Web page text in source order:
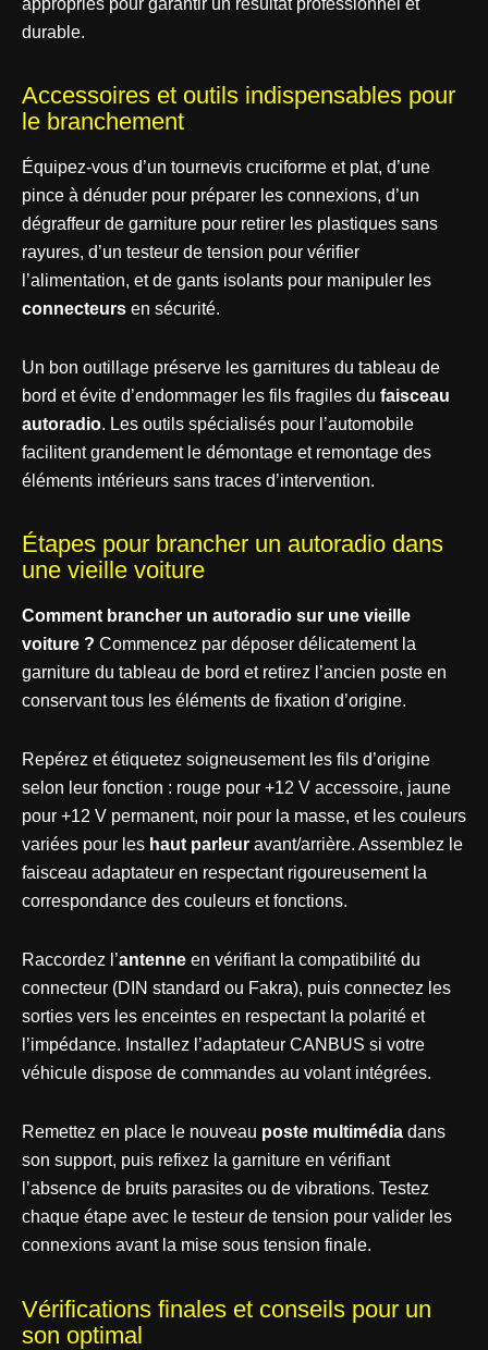
durable.
Accessoires et outils indispensables pour
le branchement
Équipez-vous d’un tournevis cruciforme et plat, d’une
pince à dénuder pour préparer les connexions, d’un
dégraffeur de garniture pour retirer les plastiques sans
rayures, d’un testeur de tension pour vérifier
l’alimentation, et de gants isolants pour manipuler les
connecteurs en sécurité.
Un bon outillage préserve les garnitures du tableau de
bord et évite d’endommager les fils fragiles du faisceau
autoradio. Les outils spécialisés pour l’automobile
facilitent grandement le démontage et remontage des
éléments intérieurs sans traces d’intervention.
Étapes pour brancher un autoradio dans
une vieille voiture
Comment brancher un autoradio sur une vieille
voiture ? Commencez par déposer délicatement la
garniture du tableau de bord et retirez l’ancien poste en
conservant tous les éléments de fixation d’origine.
Repérez et étiquetez soigneusement les fils d’origine
selon leur fonction : rouge pour +12 V accessoire, jaune
pour +12 V permanent, noir pour la masse, et les couleurs
variées pour les haut parleur avant/arrière. Assemblez le
faisceau adaptateur en respectant rigoureusement la
correspondance des couleurs et fonctions.
Raccordez l’antenne en vérifiant la compatibilité du
connecteur (DIN standard ou Fakra), puis connectez les
sorties vers les enceintes en respectant la polarité et
l’impédance. Installez l’adaptateur CANBUS si votre
véhicule dispose de commandes au volant intégrées.
Remettez en place le nouveau poste multimédia dans
son support, puis refixez la garniture en vérifiant
l’absence de bruits parasites ou de vibrations. Testez
chaque étape avec le testeur de tension pour valider les
connexions avant la mise sous tension finale.
Vérifications finales et conseils pour un
son optimal